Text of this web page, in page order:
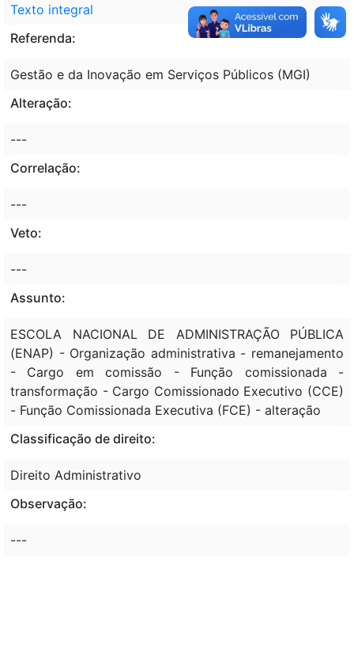
Texto integral
Referenda:
Gestão e da Inovação em Serviços Públicos (MGI)
Alteração:
---
Correlação:
---
Veto:
---
Assunto:
ESCOLA NACIONAL DE ADMINISTRAÇÃO PÚBLICA
(ENAP) - Organização administrativa - remanejamento
- Cargo em comissão - Função comissionada -
transformação - Cargo Comissionado Executivo (CCE)
- Função Comissionada Executiva (FCE) - alteração
Classificação de direito:
Direito Administrativo
Observação:
---